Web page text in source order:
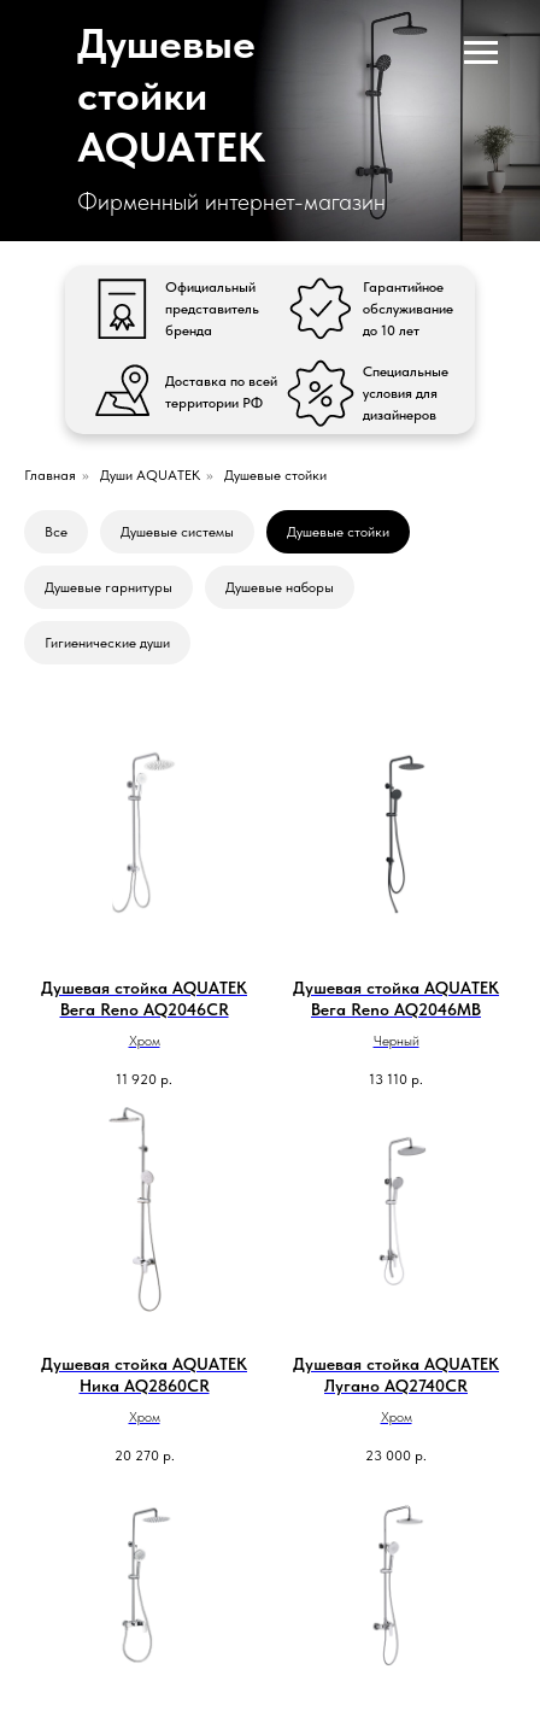
Душевые
стойки
AQUATEK
Фирменный интернет-магазин
Официальный
представитель
бренда
Доставка по всей
территории РФ
Гарантийное
обслуживание
до 10 лет
Специальные
условия для
дизайнеров
Главная » Души AQUATEK » Душевые стойки
Все Душевые системы Душевые стойки
Душевые гарнитуры Душевые наборы
Гигиенические души
Душевая стойка AQUATEK
Вега Reno AQ2046CR
Хром
11 920 р.
Душевая стойка AQUATEK
Вега Reno AQ2046MB
Черный
13 110 р.
Душевая стойка AQUATEK
Ника AQ2860CR
Хром
20 270 р.
Душевая стойка AQUATEK
Лугано AQ2740CR
Хром
23 000 р.